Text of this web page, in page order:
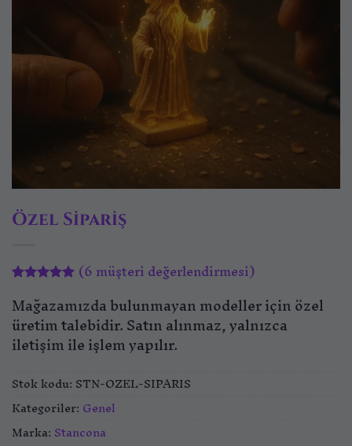
Özel Sipariş
puanına
dayanarak
5 üzerinden
5puan aldı
(6müşteri değerlendirmesi)
Mağazamızda bulunmayan modeller için özel
üretim talebidir. Satın alınmaz, yalnızca
iletişim ile işlem yapılır.
Stok kodu:STN-OZEL-SIPARIS
Kategoriler:Genel
Marka:Stancona